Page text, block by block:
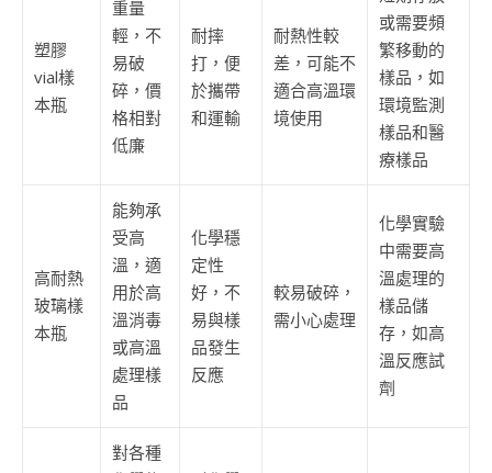
塑膠
vial樣
本瓶
重量
輕，不
易破
碎，價
格相對
低廉
耐摔
打，便
於攜帶
和運輸
耐熱性較
差，可能不
適合高溫環
境使用
或需要頻
繁移動的
樣品，如
環境監測
樣品和醫
療樣品
高耐熱
玻璃樣
本瓶
能夠承
受高
溫，適
用於高
溫消毒
或高溫
處理樣
品
化學穩
定性
好，不
易與樣
品發生
反應
較易破碎，
需小心處理
化學實驗
中需要高
溫處理的
樣品儲
存，如高
溫反應試
劑
對各種